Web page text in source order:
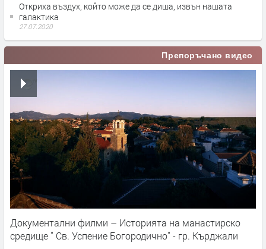
Откриха въздух, който може да се диша, извън нашата
галактика
27.07.2020
Препоръчано видео
Документални филми – Историята на манастирско
средище '' Св. Успение Богородично'' - гр. Кърджали